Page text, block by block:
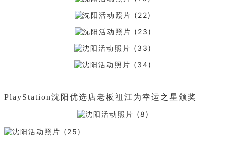
PlayStation沈阳优选店老板祖江为幸运之星颁奖